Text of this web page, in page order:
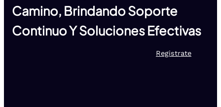
Camino, Brindando Soporte
Continuo Y Soluciones Efectivas
Registrate